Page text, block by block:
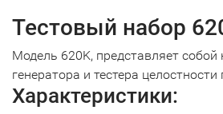
Тестовый набор
Модель 620K, представляет
генератора и тестера
Характеристики: